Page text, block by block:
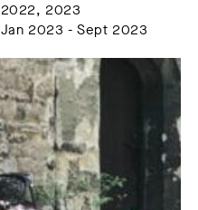
2022, 2023
Jan 2023 - Sept 2023